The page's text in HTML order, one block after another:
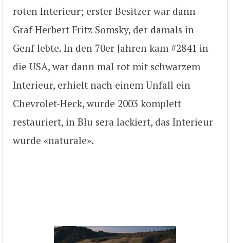
roten Interieur; erster Besitzer war dann
Graf Herbert Fritz Somsky, der damals in
Genf lebte. In den 70er Jahren kam #2841 in
die USA, war dann mal rot mit schwarzem
Interieur, erhielt nach einem Unfall ein
Chevrolet-Heck, wurde 2003 komplett
restauriert, in Blu sera lackiert, das Interieur
wurde «naturale».